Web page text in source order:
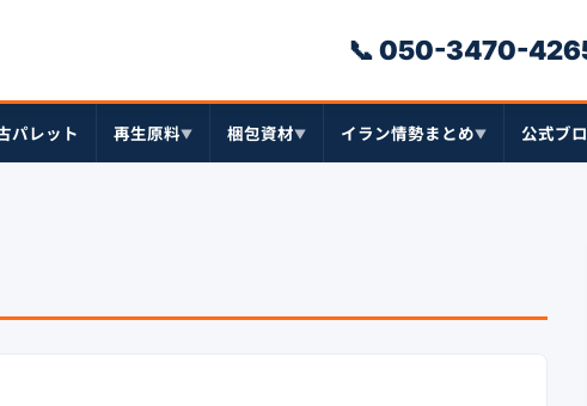
📞 050-3470-
パレット 再生原料▼ 梱包資材▼ イラン情勢まとめ▼ 公式ブ